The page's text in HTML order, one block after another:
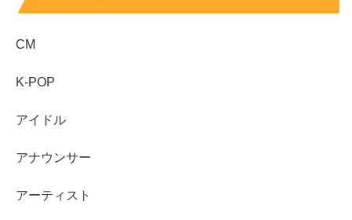
まとめ
柄のあだ名”がきっかけになりやすい
呼ばれる人物の幼少期
CM
K-POP
アイドル
アナウンサー
アーティスト